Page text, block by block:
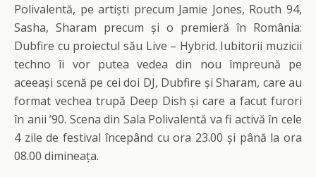
Polivalentă, pe artiști precum Jamie Jones, Routh 94,
Sasha, Sharam precum și o premieră în România:
Dubfire cu proiectul său Live – Hybrid. Iubitorii muzicii
techno îi vor putea vedea din nou împreună pe
aceeași scenă pe cei doi DJ, Dubfire și Sharam, care au
format vechea trupă Deep Dish și care a facut furori
în anii ’90. Scena din Sala Polivalentă va fi activă în cele
4 zile de festival începând cu ora 23.00 și până la ora
08.00 dimineața.